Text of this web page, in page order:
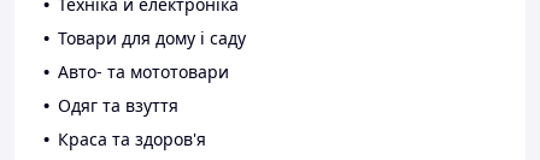
Товари для дому і саду
Авто- та мототовари
Одяг та взуття
Краса та здоров'я